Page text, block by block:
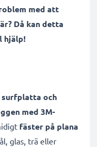
med att
Då kan detta
hjälp!
och
med 3M-
fäster på plana
glas, trä eller